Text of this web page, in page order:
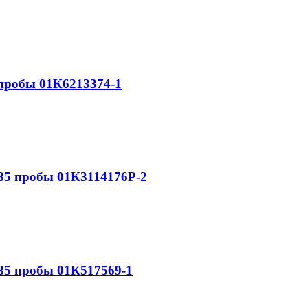
01К6213374-1
01К3114176Р-2
01К517569-1